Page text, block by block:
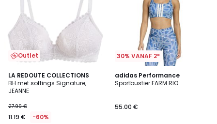
Outlet
LA REDOUTE COLLECTIONS
BH met softings Signature,
JEANNE
27.99 €
11.19 € -60%
4.1
/ 5
2
Kleuren
30% VANAF 2*
adidas Performance
Sportbustier FARM RIO
55.00 €
2
Kleuren